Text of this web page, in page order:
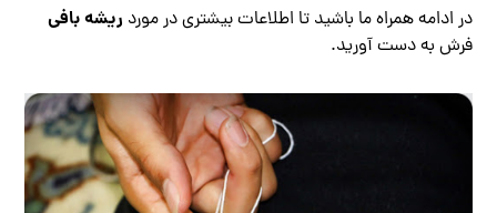
در ادامه همراه ما باشید تا اطلاعات بیشتری در مورد ریشه بافی
فرش به دست آورید.